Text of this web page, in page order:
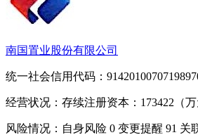
南国置业股份有限公司
统一社会信用代码：
经营状况：存续注册资本：173422（万
风险情况：自身风险 0 变更提醒 91 关